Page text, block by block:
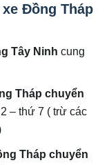
Đồng Tháp
Tây Ninh cung
Tháp chuyển
– thứ 7 ( trừ các
Tháp chuyển